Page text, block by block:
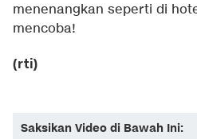
menenangkan seperti di
mencoba!
(rti)
Saksikan Video di Bawah Ini: